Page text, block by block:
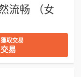
流畅 （女
獲取交易
交易